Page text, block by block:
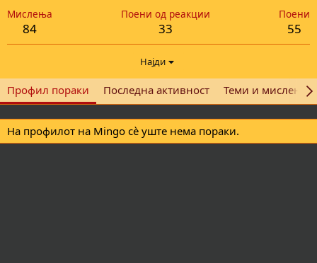
Мислења
84
Поени од реакции
33
Поени
55
Најди
Профил пораки Последна активност Теми и мислења
На профилот на Mingo сè уште нема пораки.